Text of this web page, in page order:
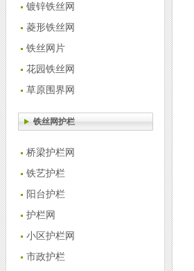
镀锌铁丝网
菱形铁丝网
铁丝网片
花园铁丝网
草原围界网
铁丝网护栏
桥梁护栏网
铁艺护栏
阳台护栏
护栏网
小区护栏网
市政护栏